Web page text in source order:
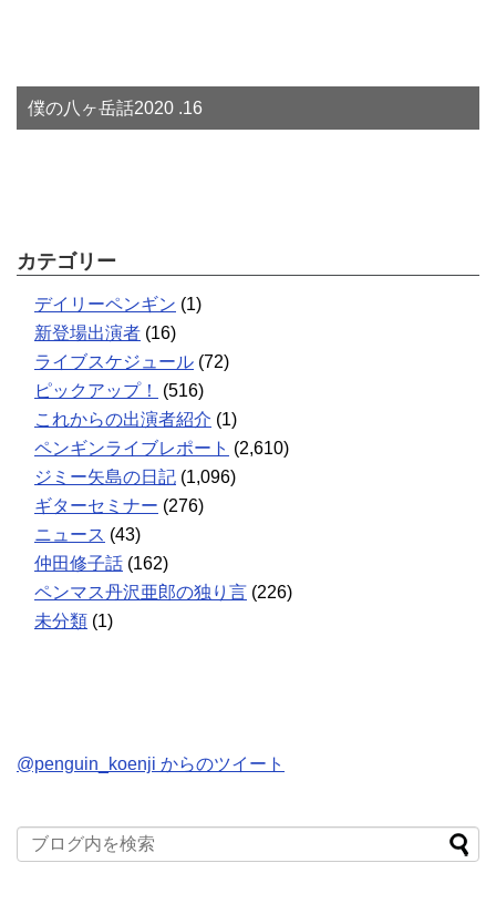
僕の八ヶ岳話2020 .16
カテゴリー
デイリーペンギン (1)
新登場出演者 (16)
ライブスケジュール (72)
ピックアップ！
(516)
これからの出演者紹介 (1)
ペンギンライブレポート (2,610)
ジミー矢島の日記 (1,096)
ギターセミナー (276)
ニュース (43)
仲田修子話 (162)
ペンマス丹沢亜郎の独り言 (226)
未分類 (1)
@penguin_koenji からのツイート